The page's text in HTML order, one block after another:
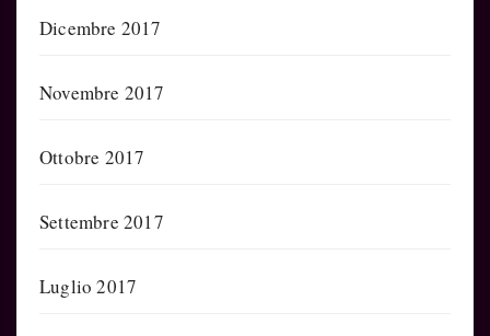
Dicembre 2017
Novembre 2017
Ottobre 2017
Settembre 2017
Luglio 2017